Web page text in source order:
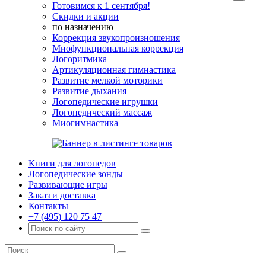
Готовимся к 1 сентября!
Скидки и акции
по назначению
Коррекция звукопроизношения
Миофункциональная коррекция
Логоритмика
Артикуляционная гимнастика
Развитие мелкой моторики
Развитие дыхания
Логопедические игрушки
Логопедический массаж
Миогимнастика
Книги для логопедов
Логопедические зонды
Развивающие игры
Заказ и доставка
Контакты
+7 (495) 120 75 47